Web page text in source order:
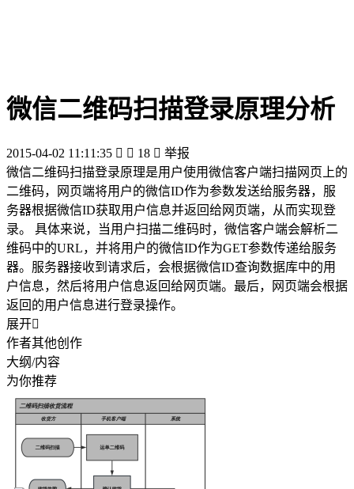
微信二维码扫描登录原理分析
2015-04-02 11:11:35   18  举报
微信二维码扫描登录原理是用户使用微信客户端扫描网页上的
二维码，网页端将用户的微信ID作为参数发送给服务器，服
务器根据微信ID获取用户信息并返回给网页端，从而实现登
录。 具体来说，当用户扫描二维码时，微信客户端会解析二
维码中的URL，并将用户的微信ID作为GET参数传递给服务
器。服务器接收到请求后，会根据微信ID查询数据库中的用
户信息，然后将用户信息返回给网页端。最后，网页端会根据
返回的用户信息进行登录操作。
展开
作者其他创作
大纲/内容
为你推荐